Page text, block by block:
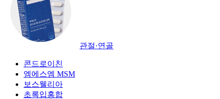
관절·연골
콘드로이친
엠에스엠 MSM
보스웰리아
초록입홍합